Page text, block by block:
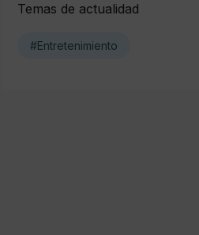
Temas de actualidad
#Entretenimiento